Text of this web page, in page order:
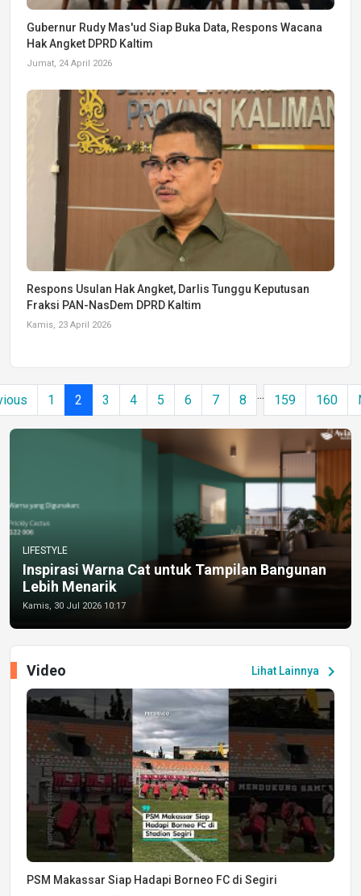
Gubernur Rudy Mas'ud Siap Buka Data, Respons Wacana
Hak Angket DPRD Kaltim
Jumat, 24 April 2026
Respons Usulan Hak Angket, Darlis Tunggu Keputusan
Fraksi PAN-NasDem DPRD Kaltim
Kamis, 23 April 2026
1 2 3 4 5 6 7 8 ... 159 160
LIFESTYLE
Inspirasi Warna Cat untuk Tampilan Bangunan
Lebih Menarik
Kamis, 30 Jul 2026 10:17
Lihat Lainnya chevron_right
Video
PSM Makassar Siap Hadapi Borneo FC di Segiri